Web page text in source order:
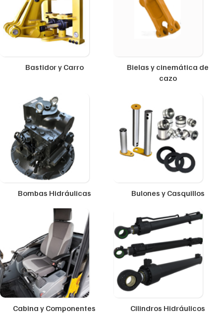
Bastidor y Carro
Bielas y cinemática de
cazo
Bombas Hidráulicas Bulones y Casquillos
Cabina y Componentes Cilindros Hidráulicos